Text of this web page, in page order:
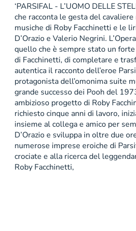
‘PARSIFAL - L’UOMO DELLE
che racconta le gesta del
musiche di Roby Facchinetti e le
D’Orazio e Valerio Negrini.
quello che è sempre stato un
di Facchinetti, di completare e
autentica il racconto dell’eroe
protagonista dell’omonima suite
grande successo dei Pooh del
ambizioso progetto di Roby
richiesto cinque anni di lavoro,
insieme al collega e amico per
D’Orazio e sviluppa in oltre due
numerose imprese eroiche di
crociate e alla ricerca del
Roby Facchinetti,